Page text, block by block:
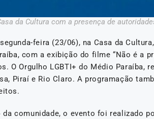
da Cultura com a presença de
feira (23/06), na Casa da
com a exibição do filme “Não é a
O Orgulho LGBTI+ do Médio Paraíba,
Piraí e Rio Claro. A programação
comunidade, o evento foi realizado